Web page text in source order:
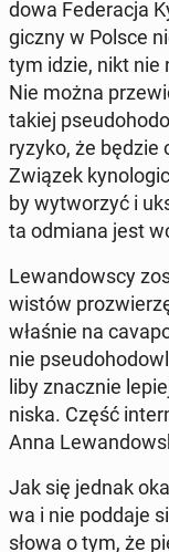
do­wa Fe­de­ra­cja
gicz­ny w Polsce
tym idzie, nikt nie
Nie można
takiej
ryzyko, że
Związek
by wy­two­rzyć i
ta odmiana jest
Le­wan­dow­scy
wi­stów
właśnie na
nie
li­by znacz­nie
ni­ska. Część
Anna
Jak się jednak
wa i nie poddaje
słowa o tym, że